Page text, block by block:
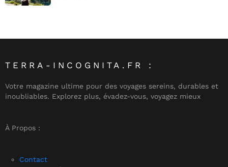
TERRA-INCOGNITA.FR :
Votre magazine ultime pour des voyages sereins, durables et
inoubliables. Explorez plus, évadez-vous, voyagez mieux
À Propos :
Contact